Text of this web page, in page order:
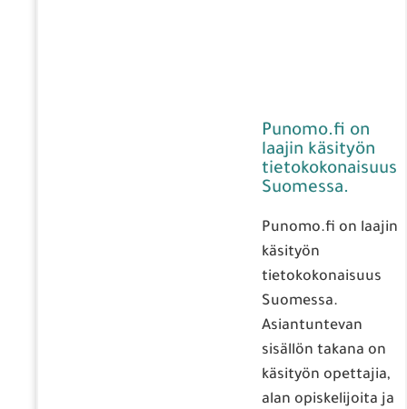
Punomo.fi on
laajin käsityön
tietokokonaisuus
Suomessa.
Punomo.fi on laajin
käsityön
tietokokonaisuus
Suomessa.
Asiantuntevan
sisällön takana on
käsityön opettajia,
alan opiskelijoita ja